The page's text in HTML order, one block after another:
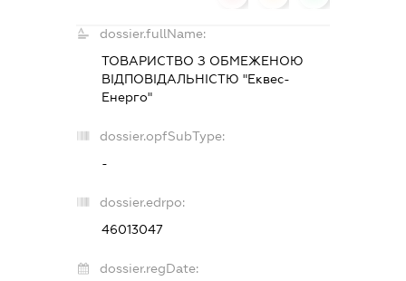
dossier.fullName:
ТОВАРИСТВО З ОБМЕЖЕНОЮ
ВІДПОВІДАЛЬНІСТЮ "Еквес-
Енерго"
dossier.opfSubType:
-
dossier.edrpo:
46013047
dossier.regDate: